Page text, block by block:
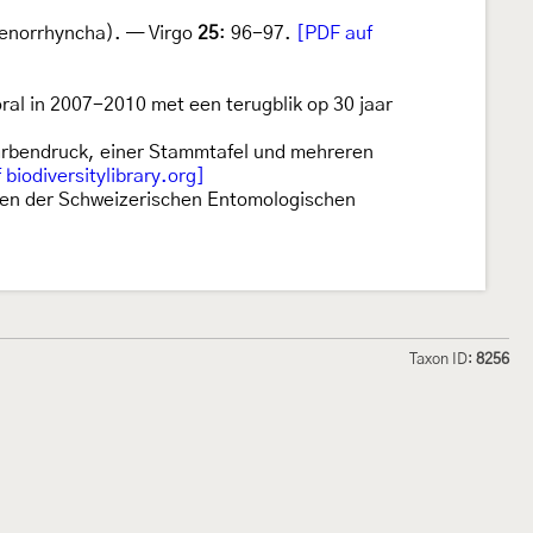
— Virgo 25: 96-97.
[PDF auf
in 2007-2010 met een terugblik op 30 jaar
einer Stammtafel und mehreren
biodiversitylibrary.org]
der Schweizerischen Entomologischen
Taxon ID: 8256